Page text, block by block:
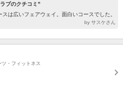
ブのクチコミ”
は広いフェアウェイ。面白いコースでした。
by サスケさん
・フィットネス